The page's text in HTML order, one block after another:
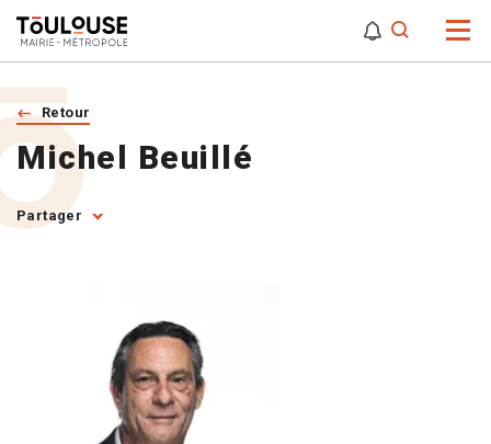
Retour
Michel Beuillé
Partager